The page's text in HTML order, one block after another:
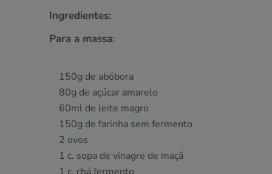
Ingredientes:
Para a massa:
150g de abóbora
80g de açúcar amarelo
60ml de leite magro
150g de farinha sem fermento
2 ovos
1 c. sopa de vinagre de maçã